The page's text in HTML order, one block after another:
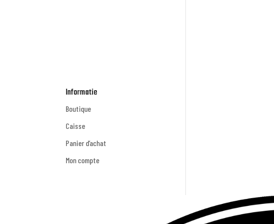
Informatie
Boutique
Caisse
Panier d’achat
Mon compte